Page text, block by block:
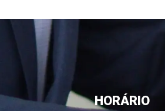
HORÁRIO